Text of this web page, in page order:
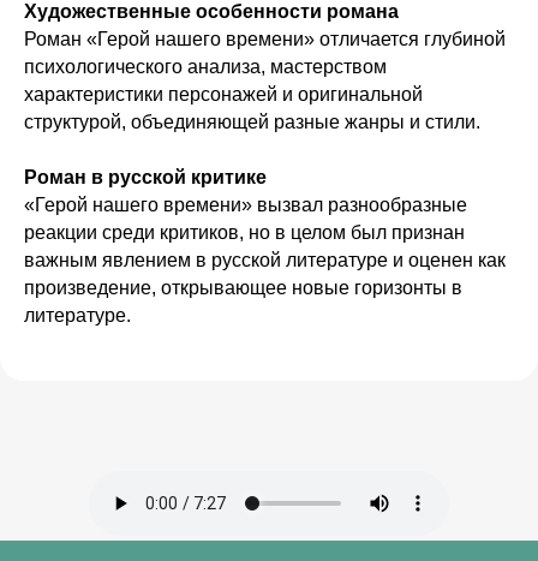
Художественные особенности романа
Роман «Герой нашего времени» отличается глубиной
психологического анализа, мастерством
характеристики персонажей и оригинальной
структурой, объединяющей разные жанры и стили.
Роман в русской критике
«Герой нашего времени» вызвал разнообразные
реакции среди критиков, но в целом был признан
важным явлением в русской литературе и оценен как
произведение, открывающее новые горизонты в
литературе.